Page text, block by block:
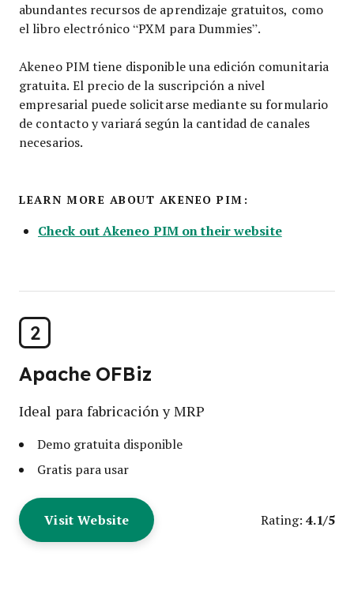
abundantes recursos de aprendizaje gratuitos, como
el libro electrónico “PXM para Dummies”.
Akeneo PIM tiene disponible una edición comunitaria
gratuita. El precio de la suscripción a nivel
empresarial puede solicitarse mediante su formulario
de contacto y variará según la cantidad de canales
necesarios.
LEARN MORE ABOUT AKENEO PIM:
Check out Akeneo PIM on their website
2
Apache OFBiz
Ideal para fabricación y MRP
Demo gratuita disponible
Gratis para usar
Visit Website Rating: 4.1/5